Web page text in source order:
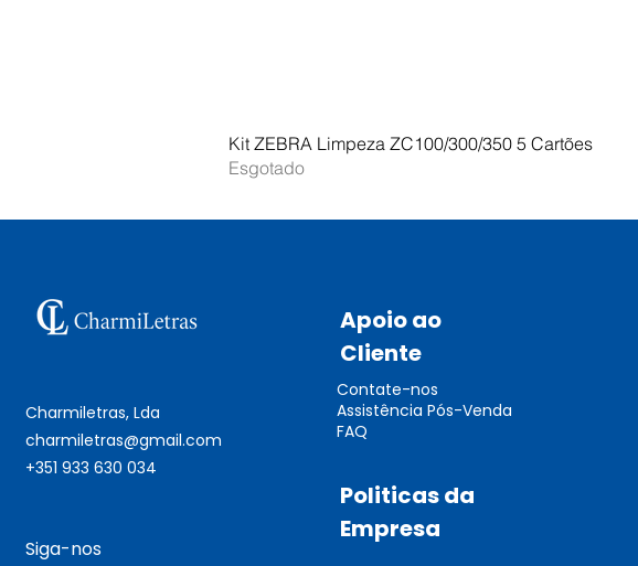
Kit ZEBRA Limpeza ZC100/300/350 5 Cartões
Esgotado
Charmiletras, Lda
charmiletras@gmail.com
+351 933 630 034
Siga-nos
Apoio ao
Cliente
Contate-nos
Assistência Pós-Venda
FAQ
Politicas da
Empresa